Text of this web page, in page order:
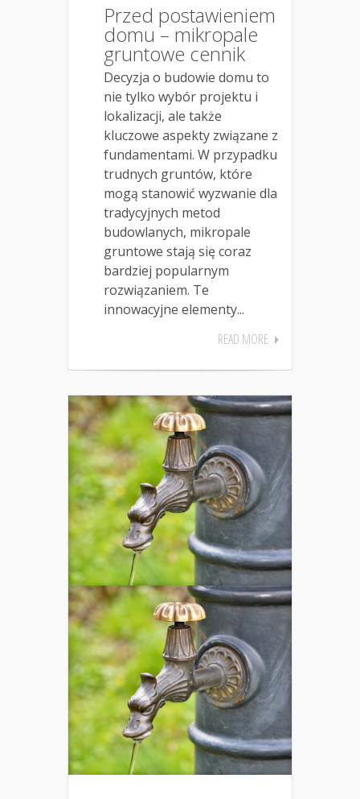
Przed postawieniem
domu – mikropale
gruntowe cennik
Decyzja o budowie domu to
nie tylko wybór projektu i
lokalizacji, ale także
kluczowe aspekty związane z
fundamentami. W przypadku
trudnych gruntów, które
mogą stanowić wyzwanie dla
tradycyjnych metod
budowlanych, mikropale
gruntowe stają się coraz
bardziej popularnym
rozwiązaniem. Te
innowacyjne elementy...
READ MORE